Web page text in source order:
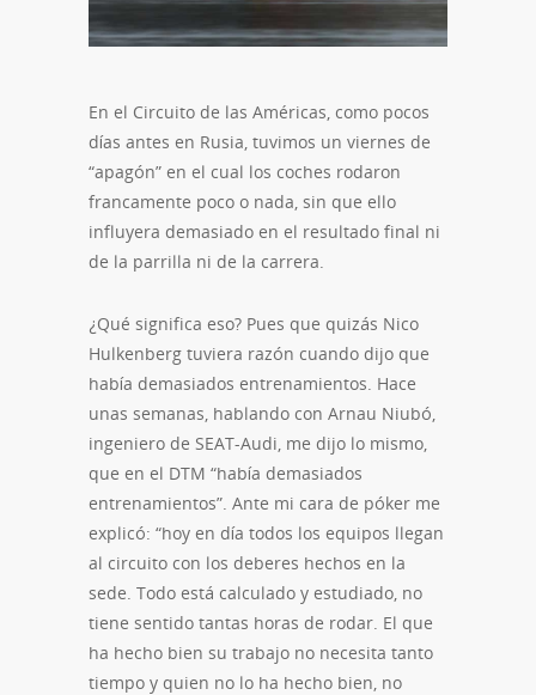
En el Circuito de las Américas, como pocos
días antes en Rusia, tuvimos un viernes de
“apagón” en el cual los coches rodaron
francamente poco o nada, sin que ello
influyera demasiado en el resultado final ni
de la parrilla ni de la carrera.
¿Qué significa eso? Pues que quizás Nico
Hulkenberg tuviera razón cuando dijo que
había demasiados entrenamientos. Hace
unas semanas, hablando con Arnau Niubó,
ingeniero de SEAT-Audi, me dijo lo mismo,
que en el DTM “había demasiados
entrenamientos”. Ante mi cara de póker me
explicó: “hoy en día todos los equipos llegan
al circuito con los deberes hechos en la
sede. Todo está calculado y estudiado, no
tiene sentido tantas horas de rodar. El que
ha hecho bien su trabajo no necesita tanto
tiempo y quien no lo ha hecho bien, no